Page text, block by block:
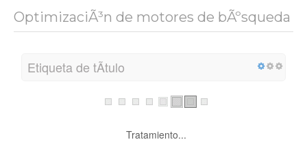
OptimizaciÃ³n de motores de bÃºsqueda
Etiqueta de tÃ­tulo
Tratamiento...